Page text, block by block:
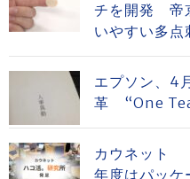
チを開発 帝
いやすい多点
エプソン、4
革 “One
カウネット
年度はパッケ